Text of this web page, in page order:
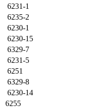
6231-1
6235-2
6230-1
6230-15
6329-7
6231-5
6251
6329-8
6230-14
6255